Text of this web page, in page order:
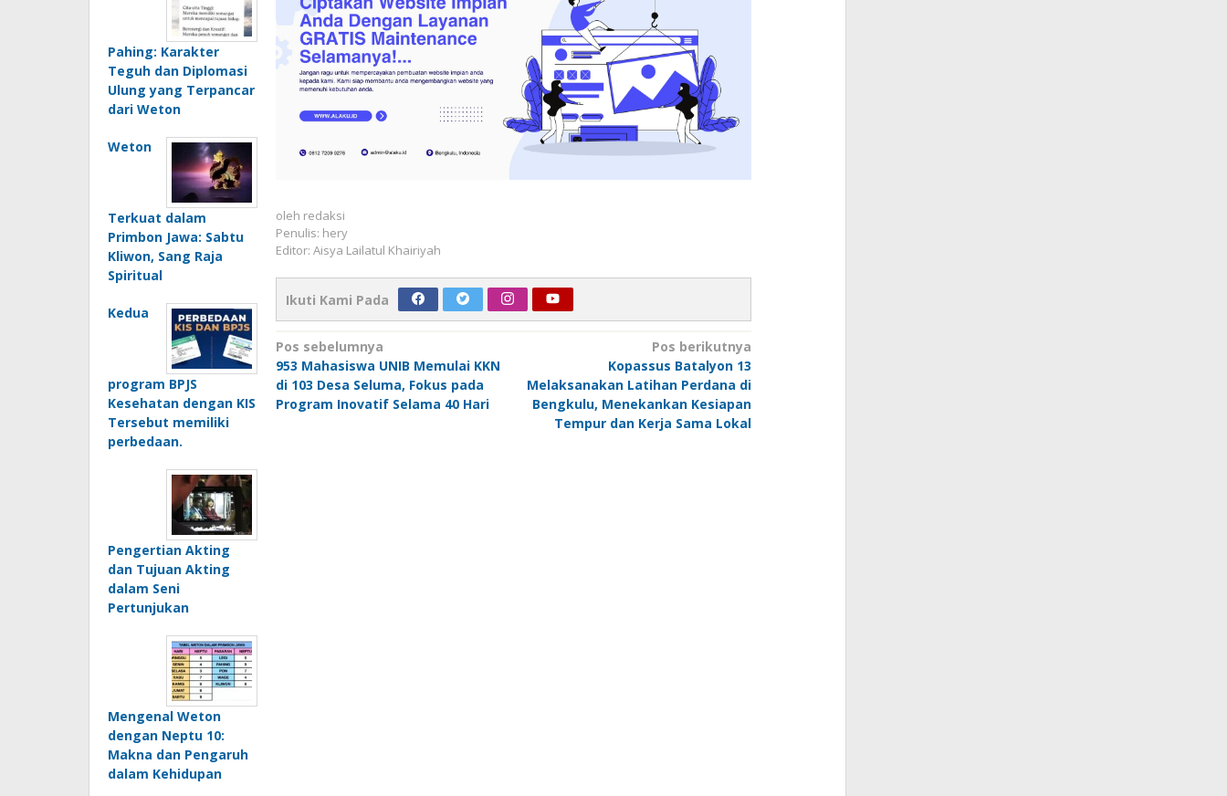
Pahing: Karakter
Teguh dan Diplomasi
Ulung yang Terpancar
dari Weton
Weton
Terkuat dalam
Primbon Jawa: Sabtu
Kliwon, Sang Raja
Spiritual
Kedua
program BPJS
Kesehatan dengan KIS
Tersebut memiliki
perbedaan.
Pengertian Akting
dan Tujuan Akting
dalam Seni
Pertunjukan
Mengenal Weton
dengan Neptu 10:
Makna dan Pengaruh
dalam Kehidupan
oleh redaksi
Penulis: hery
Editor: Aisya Lailatul Khairiyah
Ikuti Kami Pada
Navigasi
pos
Pos sebelumnya
953 Mahasiswa UNIB Memulai KKN
di 103 Desa Seluma, Fokus pada
Program Inovatif Selama 40 Hari
Pos berikutnya
Kopassus Batalyon 13
Melaksanakan Latihan Perdana di
Bengkulu, Menekankan Kesiapan
Tempur dan Kerja Sama Lokal